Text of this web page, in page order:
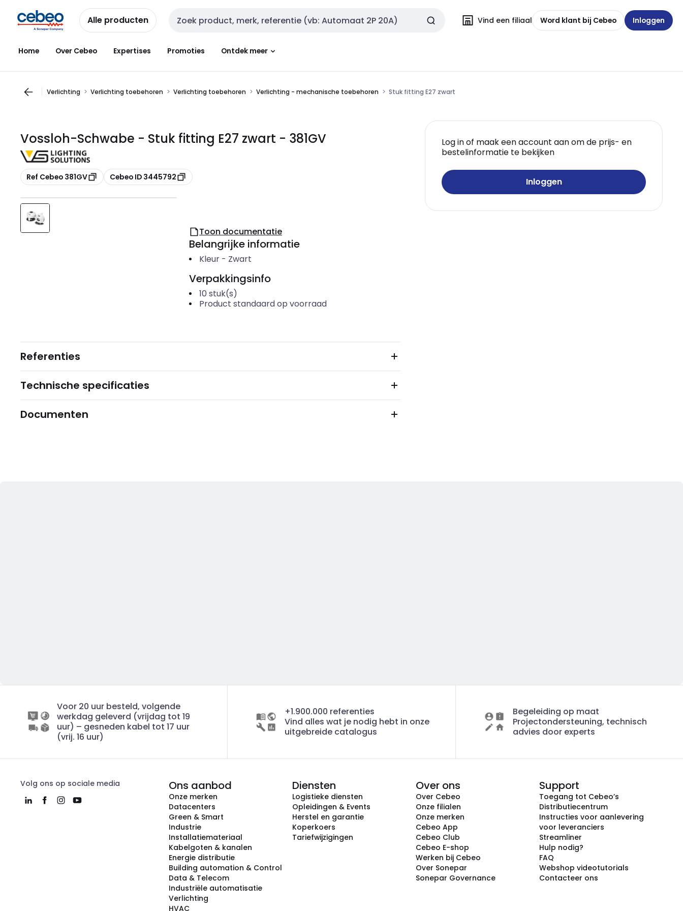
naar
navigatie
naar
inhoud
Alle producten Zoekveld invoer Vind een filiaal Word klant bij Cebeo Inloggen
Home Over Cebeo Expertises Promoties Ontdek meer
Verlichting Verlichting toebehoren Verlichting toebehoren Verlichting - mechanische toebehoren Stuk fitting E27 zwart
Vossloh-Schwabe - Stuk fitting E27 zwart - 381GV
Kopiëren
Ref Cebeo 381GV Kopiëren
Cebeo ID 3445792
Log in of maak een account aan om de prijs- en
bestelinformatie te bekijken
Inloggen
Toon documentatie
Belangrijke informatie
Kleur- Zwart
Verpakkingsinfo
10 stuk(s)
Product standaard op voorraad
Referenties
Technische specificaties
Documenten
Voor 20 uur besteld, volgende
werkdag geleverd (vrijdag tot 19
uur) – gesneden kabel tot 17 uur
(vrij. 16 uur)
+1.900.000 referenties
Vind alles wat je nodig hebt in onze
uitgebreide catalogus
Begeleiding op maat
Projectondersteuning, technisch
advies door experts
Volg ons op sociale media Ons aanbod
Onze merken
Datacenters
Green & Smart
Industrie
Installatiemateriaal
Kabelgoten & kanalen
Energie distributie
Building automation & Control
Data & Telecom
Industriële automatisatie
Verlichting
HVAC
Diensten
Logistieke diensten
Opleidingen & Events
Herstel en garantie
Koperkoers
Tariefwijzigingen
Over ons
Over Cebeo
Onze filialen
Onze merken
Cebeo App
Cebeo Club
Cebeo E-shop
Werken bij Cebeo
Over Sonepar
Sonepar Governance
Support
Toegang tot Cebeo’s
Distributiecentrum
Instructies voor aanlevering
voor leveranciers
Streamliner
Hulp nodig?
FAQ
Webshop videotutorials
Contacteer ons